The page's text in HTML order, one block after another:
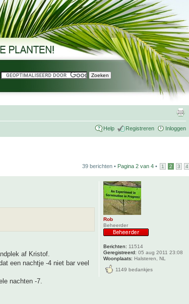
Help Registreren Inloggen
39 berichten • Pagina 2 van 4 • 1 2 3 4
af Kristof.
een nachtje -4 niet bar veel
nachten -7.
Rob
Beheerder
Berichten: 11514
Geregistreerd: 05 aug 2011 23:08
Woonplaats: Halsteren, NL
1149 bedankjes